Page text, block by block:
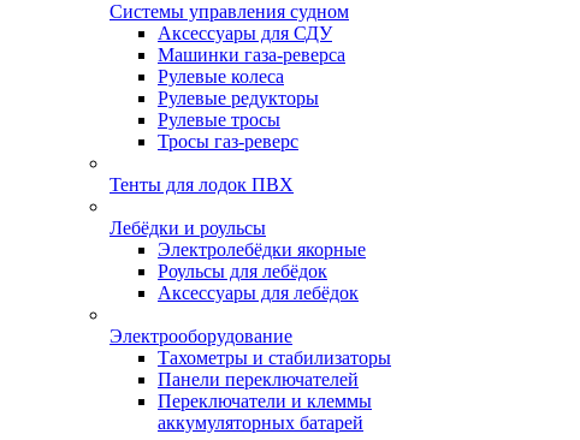
Системы управления судном
Аксессуары для СДУ
Машинки газа-реверса
Рулевые колеса
Рулевые редукторы
Рулевые тросы
Тросы газ-реверс
Тенты для лодок ПВХ
Лебёдки и роульсы
Электролебёдки якорные
Роульсы для лебёдок
Аксессуары для лебёдок
Электрооборудование
Тахометры и стабилизаторы
Панели переключателей
Переключатели и клеммы
аккумуляторных батарей